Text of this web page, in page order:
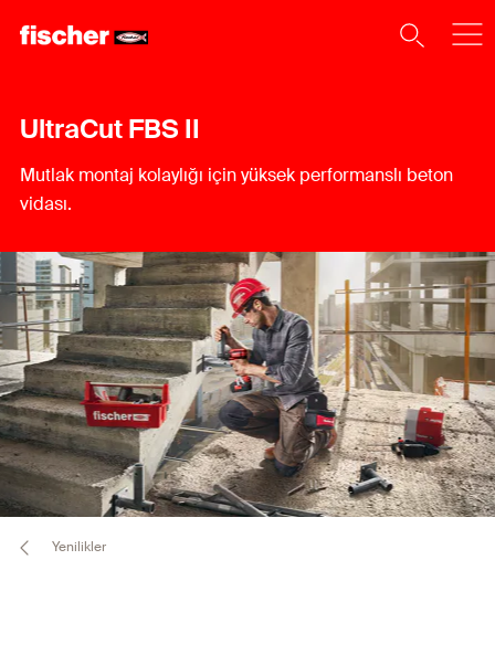
UltraCut FBS II
Mutlak montaj kolaylığı için yüksek performanslı beton
vidası.
Yenilikler